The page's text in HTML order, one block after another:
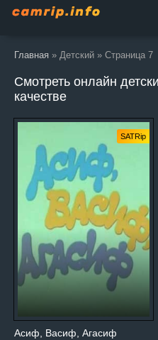
Главная » Детский » Страница 7
Смотреть онлайн
качестве
Асиф, Васиф, Агасиф
SATRip